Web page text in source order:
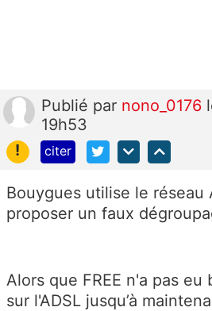
Publié par nono_0176
19h53
!
citer
Bouygues utilise le réseau
proposer un faux
Alors que FREE n'a pas eu
sur l'ADSL jusqu’à